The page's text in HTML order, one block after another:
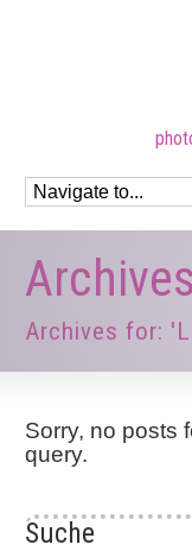
Archives
Archives for:
Sorry, no posts
query.
Suche